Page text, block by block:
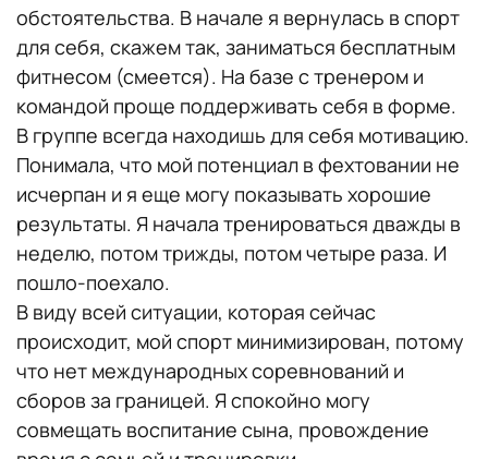
обстоятельства. В начале я вернулась в спорт
для себя, скажем так, заниматься бесплатным
фитнесом (смеется). На базе с тренером и
командой проще поддерживать себя в форме.
В группе всегда находишь для себя мотивацию.
Понимала, что мой потенциал в фехтовании не
исчерпан и я еще могу показывать хорошие
результаты. Я начала тренироваться дважды в
неделю, потом трижды, потом четыре раза. И
пошло-поехало.
В виду всей ситуации, которая сейчас
происходит, мой спорт минимизирован, потому
что нет международных соревнований и
сборов за границей. Я спокойно могу
совмещать воспитание сына, провождение